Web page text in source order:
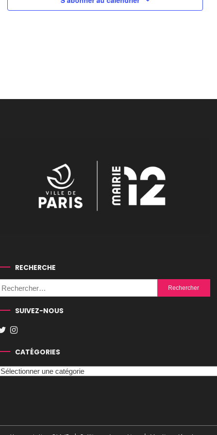
RECHERCHE
Rechercher :
SUIVEZ-NOUS
CATÉGORIES